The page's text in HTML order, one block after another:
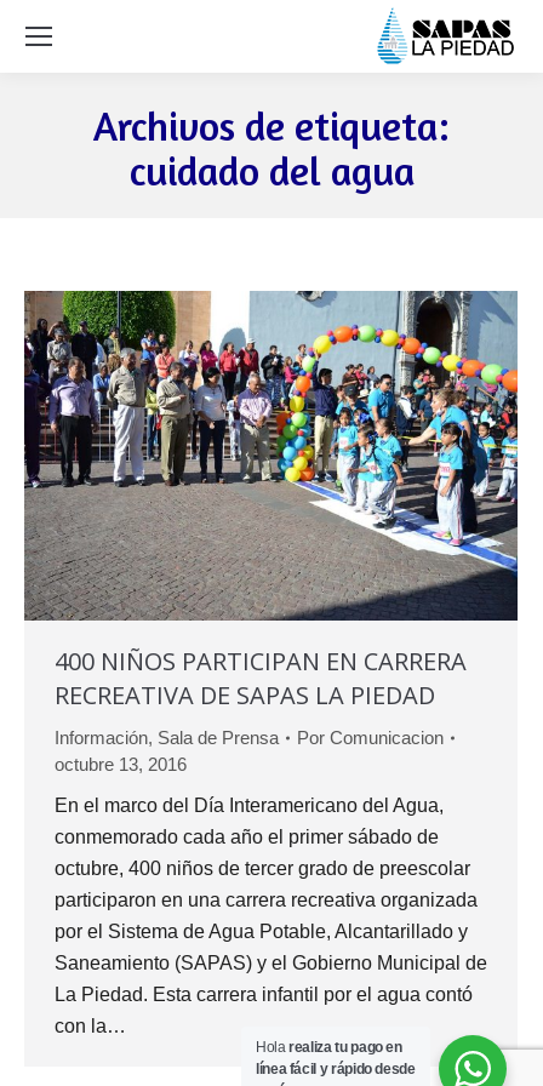
Archivos de etiqueta:
cuidado del agua
400 NIÑOS PARTICIPAN EN CARRERA
RECREATIVA DE SAPAS LA PIEDAD
Información, Sala de Prensa Por Comunicacion
octubre 13, 2016
En el marco del Día Interamericano del Agua,
conmemorado cada año el primer sábado de
octubre, 400 niños de tercer grado de preescolar
participaron en una carrera recreativa organizada
por el Sistema de Agua Potable, Alcantarillado y
Saneamiento (SAPAS) y el Gobierno Municipal de
La Piedad. Esta carrera infantil por el agua contó
con la…
Holarealiza tu pago en
línea fácil y rápido desde